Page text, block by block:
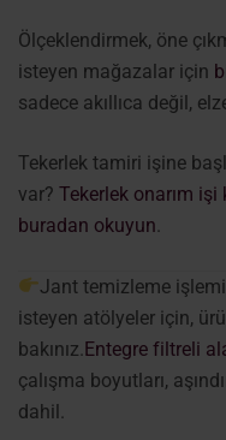
Ölçeklendirmek, öne
isteyen mağazalar için
sadece akıllıca değil,
Tekerlek tamiri işine
var? Tekerlek onarım
buradan okuyun
Jant temizleme
isteyen atölyeler için,
bakınız. Entegre filtreli
çalışma boyutları,
dahil.